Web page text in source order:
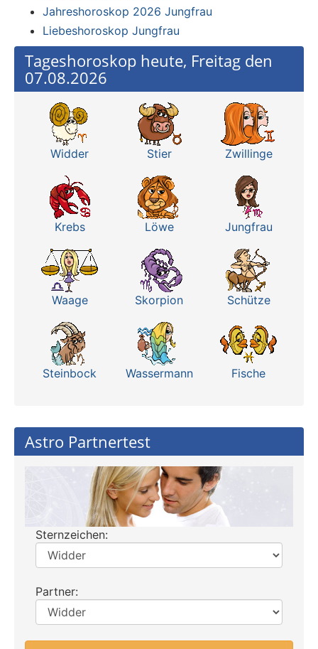
Jahreshoroskop 2026 Jungfrau
Liebeshoroskop Jungfrau
Tageshoroskop heute, Freitag den
07.08.2026
Widder Stier Zwillinge
Krebs Löwe Jungfrau
Waage Skorpion Schütze
Steinbock Wassermann Fische
Astro Partnertest
Sternzeichen:
Partner: